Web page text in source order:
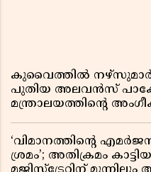
കുവൈത്തിൽ
പുതിയ അലവൻസ്
മന്ത്രാലയത്തിൻ്റെ
‘വിമാനത്തിൻ്റെ
ശ്രമം’; അതിക്രമം